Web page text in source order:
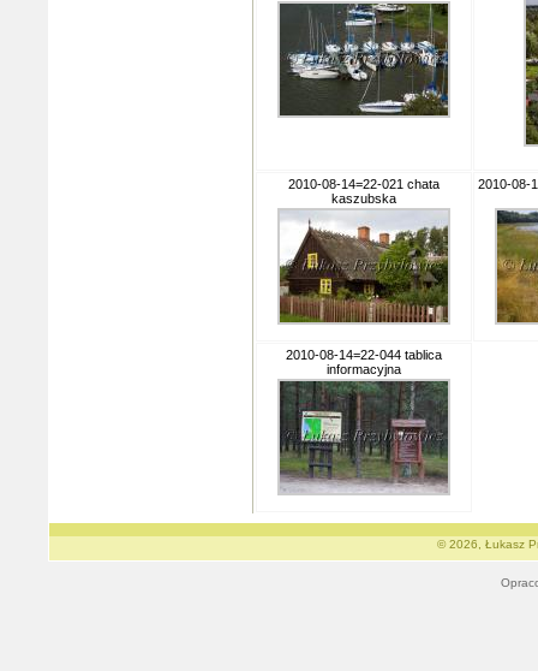
2010-08-14=22-021 chata
kaszubska
2010-08-
2010-08-14=22-044 tablica
informacyjna
© 2026, Łukasz